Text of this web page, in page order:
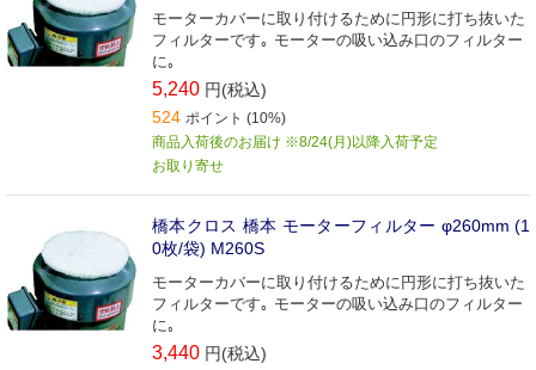
モーターカバーに取り付けるために円形に打ち抜いた
フィルターです｡ モーターの吸い込み口のフィルター
に｡
5,240 円(税込)
524 ポイント (10%)
商品入荷後のお届け ※8/24(月)以降入荷予定
お取り寄せ
橋本クロス 橋本 モーターフィルター φ260mm (1
0枚/袋) M260S
モーターカバーに取り付けるために円形に打ち抜いた
フィルターです｡ モーターの吸い込み口のフィルター
に｡
3,440 円(税込)